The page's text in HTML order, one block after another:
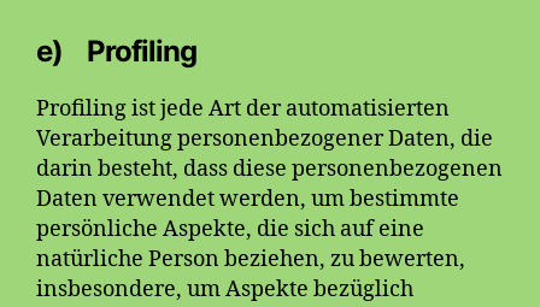
e) Profiling
Profiling ist jede Art der automatisierten
Verarbeitung personenbezogener Daten, die
darin besteht, dass diese personenbezogenen
Daten verwendet werden, um bestimmte
persönliche Aspekte, die sich auf eine
natürliche Person beziehen, zu bewerten,
insbesondere, um Aspekte bezüglich